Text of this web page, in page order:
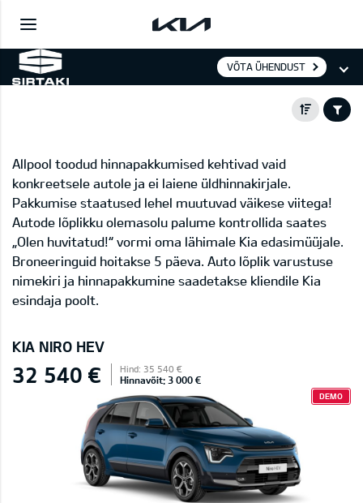
VÕTA ÜHENDUST
Allpool toodud hinnapakkumised kehtivad vaid
konkreetsele autole ja ei laiene üldhinnakirjale.
Pakkumise staatused lehel muutuvad väikese viitega!
Autode lõplikku olemasolu palume kontrollida saates
„Olen huvitatud!“ vormi oma lähimale Kia edasimüüjale.
Broneeringuid hoitakse 5 päeva. Auto lõplik varustuse
nimekiri ja hinnapakkumine saadetakse kliendile Kia
esindaja poolt.
KIA NIRO HEV
32 540 € Hind: 35 540 €
Hinnavõit: 3 000 €
DEMO